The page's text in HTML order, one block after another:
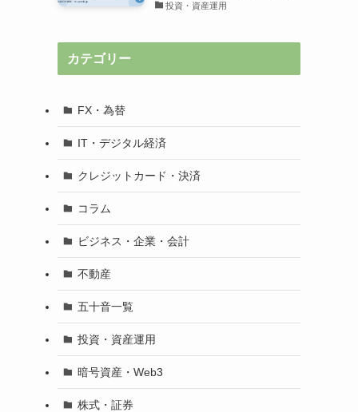
投資・資産運用
カテゴリー
FX・為替
IT・デジタル経済
クレジットカード・決済
コラム
ビジネス・企業・会計
不動産
五十音一覧
投資・資産運用
暗号資産・Web3
株式・証券